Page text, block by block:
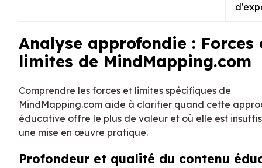
Analyse approfondie : Forces
limites de MindMapping.com
Comprendre les forces et limites spécifiques de
MindMapping.com aide à clarifier quand cette
éducative offre le plus de valeur et où elle est
une mise en œuvre pratique.
Profondeur et qualité du contenu